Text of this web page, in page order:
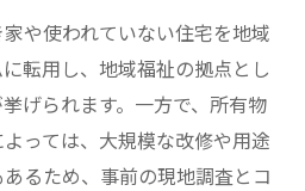
や使われていない住宅を地域
転用し、地域福祉の拠点とし
げられます。一方で、所有物
っては、大規模な改修や用途
るため、事前の現地調査とコ